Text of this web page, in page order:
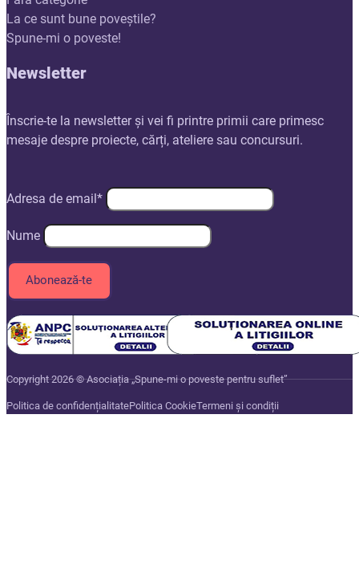
La ce sunt bune poveștile?
Spune-mi o poveste!
Newsletter
Înscrie-te la newsletter și vei fi printre primii care primesc
mesaje despre proiecte, cărți, ateliere sau concursuri.
Adresa de email*
Nume
Copyright 2026 © Asociația „Spune-mi o poveste pentru suflet”
Politica de confidențialitatePolitica CookieTermeni și condiții